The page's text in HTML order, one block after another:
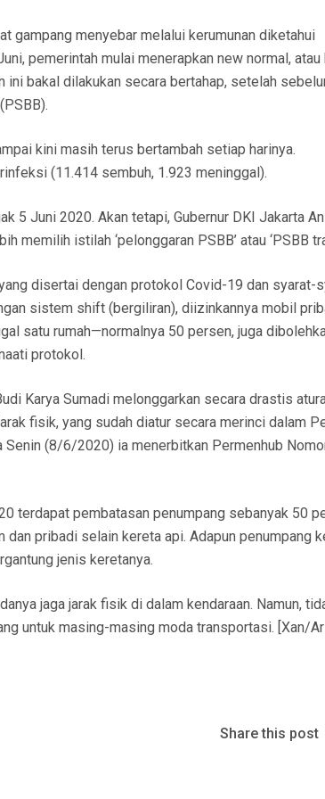
gampang menyebar melalui kerumunan diketahui
pemerintah mulai menerapkan new normal, atau
ini bakal dilakukan secara bertahap, setelah
kini masih terus bertambah setiap harinya.
(11.414 sembuh, 1.923 meninggal).
5 Juni 2020. Akan tetapi, Gubernur DKI Jakarta
memilih istilah ‘pelonggaran PSBB’ atau ‘PSBB
disertai dengan protokol Covid-19 dan syarat-
sistem shift (bergiliran), diizinkannya mobil
satu rumah—normalnya 50 persen, juga
protokol.
Karya Sumadi melonggarkan secara drastis
fisik, yang sudah diatur secara merinci dalam
Senin (8/6/2020) ia menerbitkan Permenhub
terdapat pembatasan penumpang sebanyak 50
pribadi selain kereta api. Adapun penumpang
jenis keretanya.
jaga jarak fisik di dalam kendaraan. Namun,
untuk masing-masing moda transportasi. [Xan/
Share this post